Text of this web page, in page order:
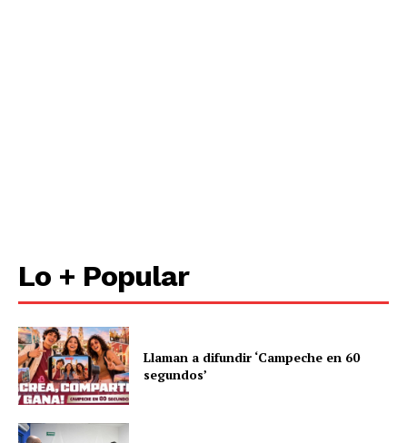
Lo + Popular
Llaman a difundir ‘Campeche en 60
segundos’